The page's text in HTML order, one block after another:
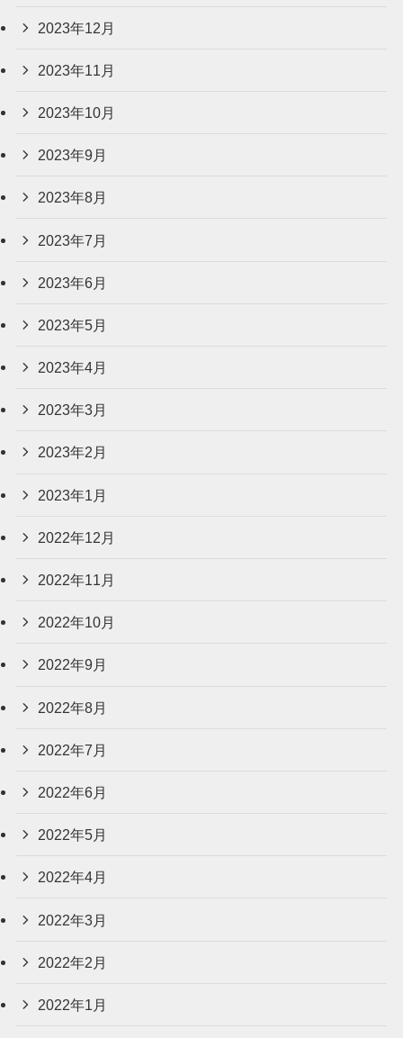
2023年12月
2023年11月
2023年10月
2023年9月
2023年8月
2023年7月
2023年6月
2023年5月
2023年4月
2023年3月
2023年2月
2023年1月
2022年12月
2022年11月
2022年10月
2022年9月
2022年8月
2022年7月
2022年6月
2022年5月
2022年4月
2022年3月
2022年2月
2022年1月